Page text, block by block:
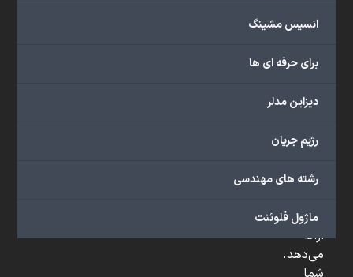
انسیس مشینگ
برای حرفه ای ها
دیزاین مدلر
رژیم جریان
رشته های مهندسی
ماژول فلوئنت
ما
گسترده‌ای
با
دانشگاهی،
صنعتی
...
ارائه
می‌دهد.